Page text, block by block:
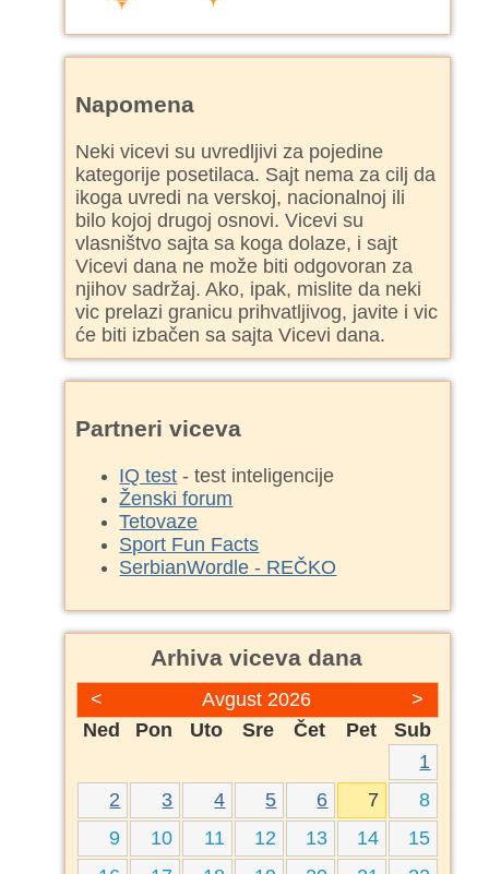
Napomena
Neki vicevi su uvredljivi za pojedine
kategorije posetilaca. Sajt nema za cilj da
ikoga uvredi na verskoj, nacionalnoj ili
bilo kojoj drugoj osnovi. Vicevi su
vlasništvo sajta sa koga dolaze, i sajt
Vicevi dana ne može biti odgovoran za
njihov sadržaj. Ako, ipak, mislite da neki
vic prelazi granicu prihvatljivog, javite i vic
će biti izbačen sa sajta Vicevi dana.
Partneri viceva
IQ test - test inteligencije
Ženski forum
Tetovaze
Sport Fun Facts
SerbianWordle - REČKO
Arhiva viceva dana
< >
Avgust 2026
Ned
Pon Uto Sre Čet Pet
Sub
1
2
3 4 5 6 7
8
9
10 11 12 13 14
15